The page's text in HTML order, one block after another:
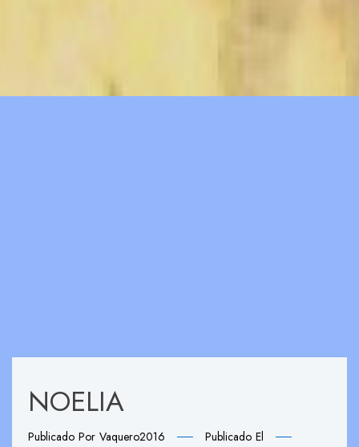
NOELIA
Publicado Por Vaquero2016
Publicado El